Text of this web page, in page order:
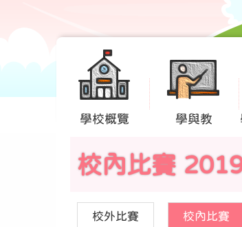
學校概覽 學與教
校內比賽
校外比賽 校內比賽